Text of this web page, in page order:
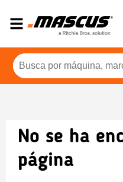
No se ha
página